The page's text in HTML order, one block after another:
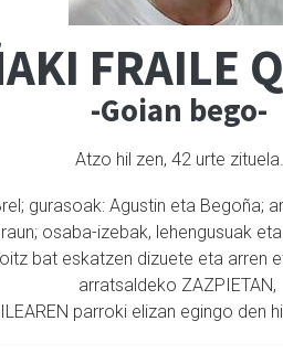
FRAILE
-Goian bego-
Atzo hil zen, 42 urte zituela.
gurasoak: Agustin eta Begoña;
osaba-izebak, lehengusuak
bat eskatzen dizuete eta arren
arratsaldeko ZAZPIETAN,
parroki elizan egingo den